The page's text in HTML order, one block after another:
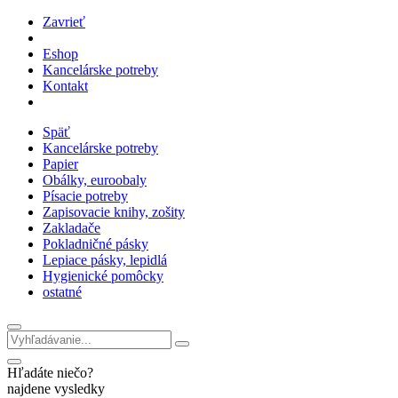
Zavrieť
Eshop
Kancelárske potreby
Kontakt
Späť
Kancelárske potreby
Papier
Obálky, euroobaly
Písacie potreby
Zapisovacie knihy, zošity
Zakladače
Pokladničné pásky
Lepiace pásky, lepidlá
Hygienické pomôcky
ostatné
Hľadáte niečo?
najdene vysledky